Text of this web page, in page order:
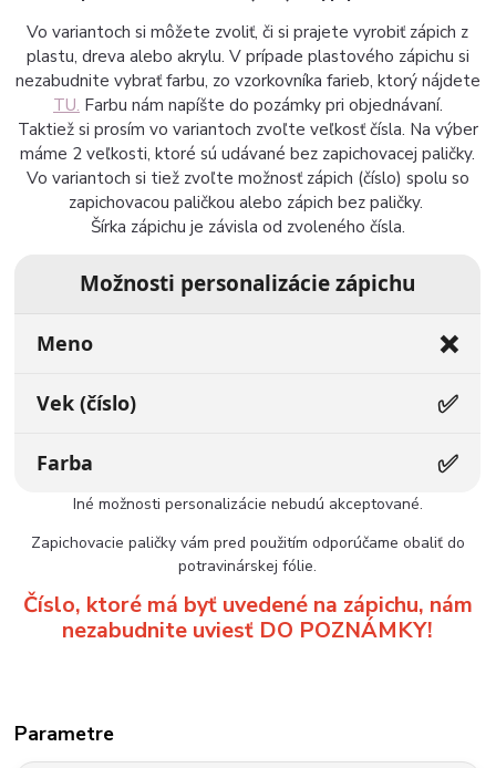
Vo variantoch si môžete zvoliť, či si prajete vyrobiť zápich z
plastu, dreva alebo akrylu. V prípade plastového zápichu si
nezabudnite vybrať farbu, zo vzorkovníka farieb, ktorý nájdete
TU. Farbu nám napíšte do pozámky pri objednávaní.
Taktiež si prosím vo variantoch zvoľte veľkosť čísla. Na výber
máme 2 veľkosti, ktoré sú udávané bez zapichovacej paličky.
Vo variantoch si tiež zvoľte možnosť zápich (číslo) spolu so
zapichovacou paličkou alebo zápich bez paličky.
Šírka zápichu je závisla od zvoleného čísla.
Možnosti personalizácie zápichu
Meno ❌
Vek (číslo) ✅
Farba ✅
Iné možnosti personalizácie nebudú akceptované.
Zapichovacie paličky vám pred použitím odporúčame obaliť do
potravinárskej fólie.
Číslo, ktoré má byť uvedené na zápichu, nám
nezabudnite uviesť DO POZNÁMKY!
Parametre